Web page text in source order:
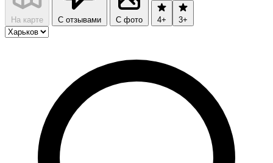
На карте С отзывами С фото 4+ 3+